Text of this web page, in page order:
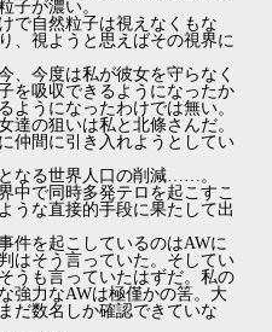
子が濃い。
で自然粒子は視えなくもな
、視ようと思えばその視界に
、今度は私が彼女を守らなく
を吸収できるようになったか
ようになったわけでは無い。
達の狙いは私と北條さんだ。
仲間に引き入れようとしてい
る世界人口の削減……。
中で同時多発テロを起こすこ
うな直接的手段に果たして出
を起こしているのはAWに
そう言っていた。そしてい
うも言っていたはずだ。私の
強力なAWは極僅かの筈。大
だ数名しか確認できていな